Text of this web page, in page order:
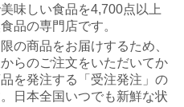
味しい食品を4,700点以上
品の専門店です。
の商品をお届けするため、
らのご注文をいただいてか
を発注する「受注発注」の
日本全国いつでも新鮮な状